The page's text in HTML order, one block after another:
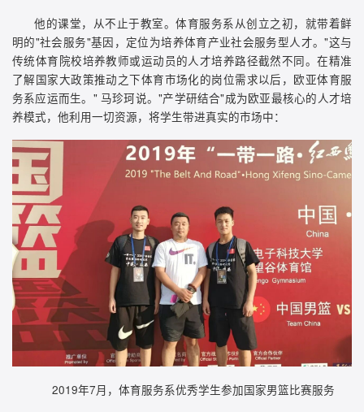
他的课堂，从不止于教室。体育服务系从创立之初，就带着鲜
明的"社会服务"基因，定位为培养体育产业社会服务型人才。"这与
传统体育院校培养教师或运动员的人才培养路径截然不同。在精准
了解国家大政策推动之下体育市场化的岗位需求以后，欧亚体育服
务系应运而生。" 马珍珂说。"产学研结合"成为欧亚最核心的人才培
养模式，他利用一切资源，将学生带进真实的市场中：
2019年7月，体育服务系优秀学生参加国家男篮比赛服务